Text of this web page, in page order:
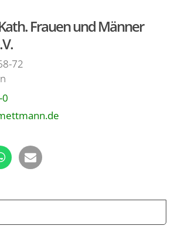
Frauen und Männer
72